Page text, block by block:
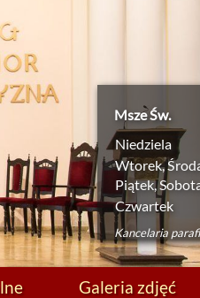
Msze Św.
Niedziela
Wtorek,
Piątek,
Czwartek
Kancelaria
Galeria zdjęć